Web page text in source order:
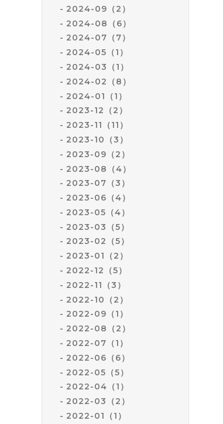
2024-09（2）
2024-08（6）
2024-07（7）
2024-05（1）
2024-03（1）
2024-02（8）
2024-01（1）
2023-12（2）
2023-11（11）
2023-10（3）
2023-09（2）
2023-08（4）
2023-07（3）
2023-06（4）
2023-05（4）
2023-03（5）
2023-02（5）
2023-01（2）
2022-12（5）
2022-11（3）
2022-10（2）
2022-09（1）
2022-08（2）
2022-07（1）
2022-06（6）
2022-05（5）
2022-04（1）
2022-03（2）
2022-01（1）